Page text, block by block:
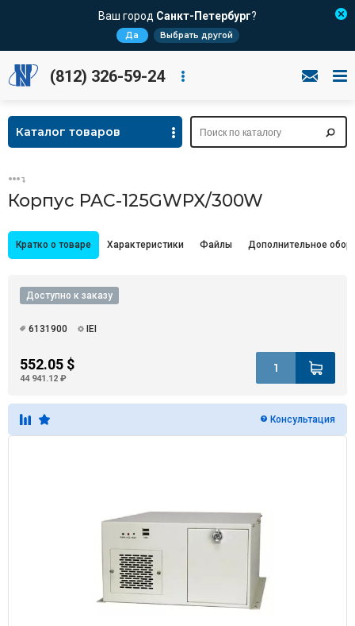
Ваш город Санкт-Петербург?
Да Выбрать другой
(812) 326-59-24
Каталог товаров
Корпус PAC-125GWPX/300W
Кратко о товаре Характеристики Файлы Дополнительное
Доступно к заказу
6131900 IEI
552.05 $
44 941.12 ₽
Консультация